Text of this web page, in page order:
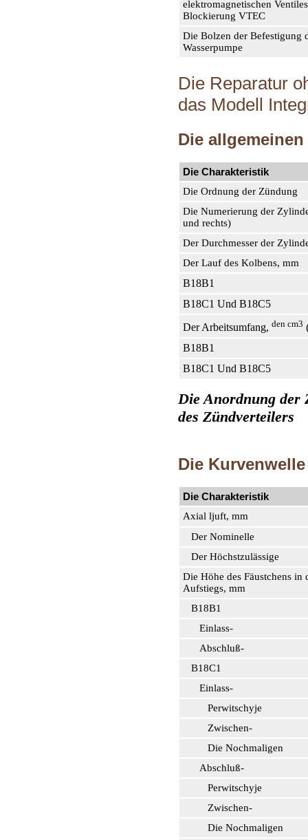
elektromagnetischen
Blockierung VTEC
Die Bolzen der Befestigung
Wasserpumpe
Die Reparatur
das Modell
Die
Die Charakteristik
Die Ordnung der Zündung
Die Numerierung der
und rechts)
Der Durchmesser der
Der Lauf des Kolbens, mm
В18В1
В18С1 Und В18С5
Der Arbeitsumfang, den cm3
В18В1
В18С1 Und В18С5
Die Anordnung der
des Zündverteilers
Die Kurvenwelle
Die Charakteristik
Axial ljuft, mm
Der Nominelle
Der Höchstzulässige
Die Höhe des Fäustchens in
Aufstiegs, mm
В18В1
Einlass-
Abschluß-
В18С1
Einlass-
Perwitschyje
Zwischen-
Die Nochmaligen
Abschluß-
Perwitschyje
Zwischen-
Die Nochmaligen